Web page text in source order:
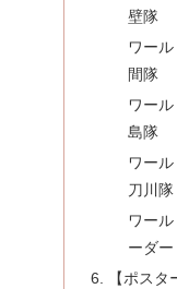
壁隊
ワー
間隊
ワー
島隊
ワー
刀川隊
ワー
ーダー
【ポスタ